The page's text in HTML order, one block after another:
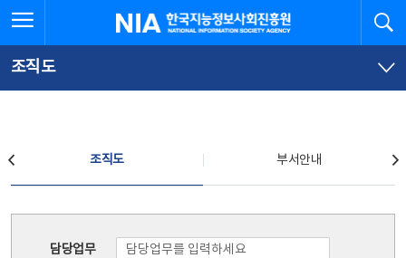
문
로
가
체
뉴
바
가
한국지능정보사회진흥원
조직도
조직도 부서안내
담당업무